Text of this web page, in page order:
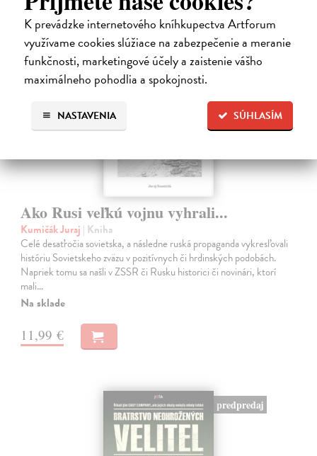
K prevádzke internetového kníhkupectva Artforum
využívame cookies slúžiace na zabezpečenie a meranie
funkčnosti, marketingové účely a zaistenie vášho
maximálneho pohodlia a spokojnosti.
SÚHLASÍM
NASTAVENIA
na sklade
Ako Rusi veľkú vojnu vyhrali...
Kumičák Juraj | Kniha
Celé desaťročia sovietska, a následne ruská propaganda vykresľovali
históriu Sovietskeho zväzu v pozitívnych či hrdinských podobách.
Napriek tomu sa našli v ZSSR či Rusku historici či novinári, ktorí
mali…
Na sklade
11,99 €
predpredaj